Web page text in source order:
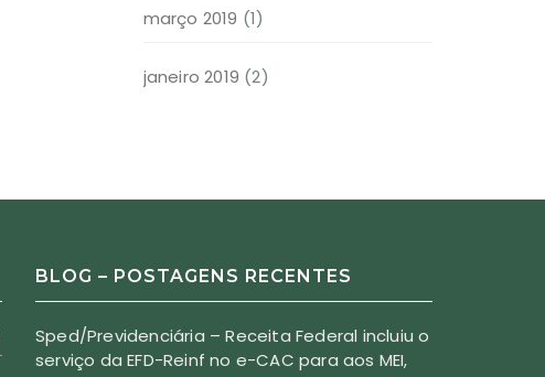
março 2019 (1)
janeiro 2019 (2)
BLOG – POSTAGENS RECENTES
Sped/Previdenciária – Receita Federal incluiu o
serviço da EFD-Reinf no e-CAC para aos MEI,